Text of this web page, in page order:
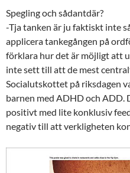
Spegling och sådantdär?
-Tja tanken är ju faktiskt inte
applicera tankegången på
förklara hur det är möjligt att
inte sett till att de mest
Socialutskottet på riksdagen
barnen med ADHD och ADD.
positivt med lite konklusiv
negativ till att verkligheten